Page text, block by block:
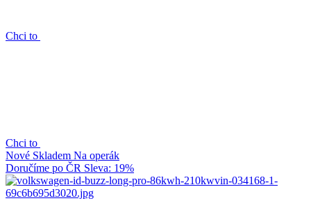
Chci to
Chci to
Nové Skladem Na operák
Doručíme po ČR Sleva: 19%